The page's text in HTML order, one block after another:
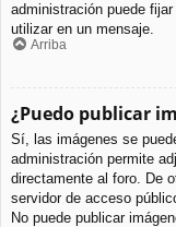
administración puede
utilizar en un mensaje.
Arriba
¿Puedo publicar
Sí, las imágenes se
administración permite
directamente al foro. De
servidor de acceso
No puede publicar